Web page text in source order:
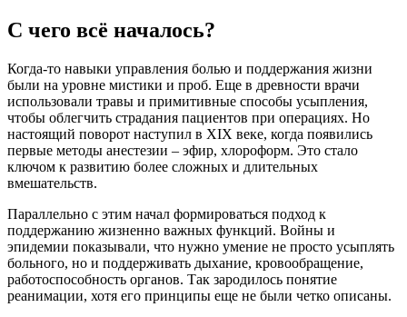
С чего всё началось?
Когда-то навыки управления болью и поддержания жизни
были на уровне мистики и проб. Еще в древности врачи
использовали травы и примитивные способы усыпления,
чтобы облегчить страдания пациентов при операциях. Но
настоящий поворот наступил в XIX веке, когда появились
первые методы анестезии – эфир, хлороформ. Это стало
ключом к развитию более сложных и длительных
вмешательств.
Параллельно с этим начал формироваться подход к
поддержанию жизненно важных функций. Войны и
эпидемии показывали, что нужно умение не просто усыплять
больного, но и поддерживать дыхание, кровообращение,
работоспособность органов. Так зародилось понятие
реанимации, хотя его принципы еще не были четко описаны.